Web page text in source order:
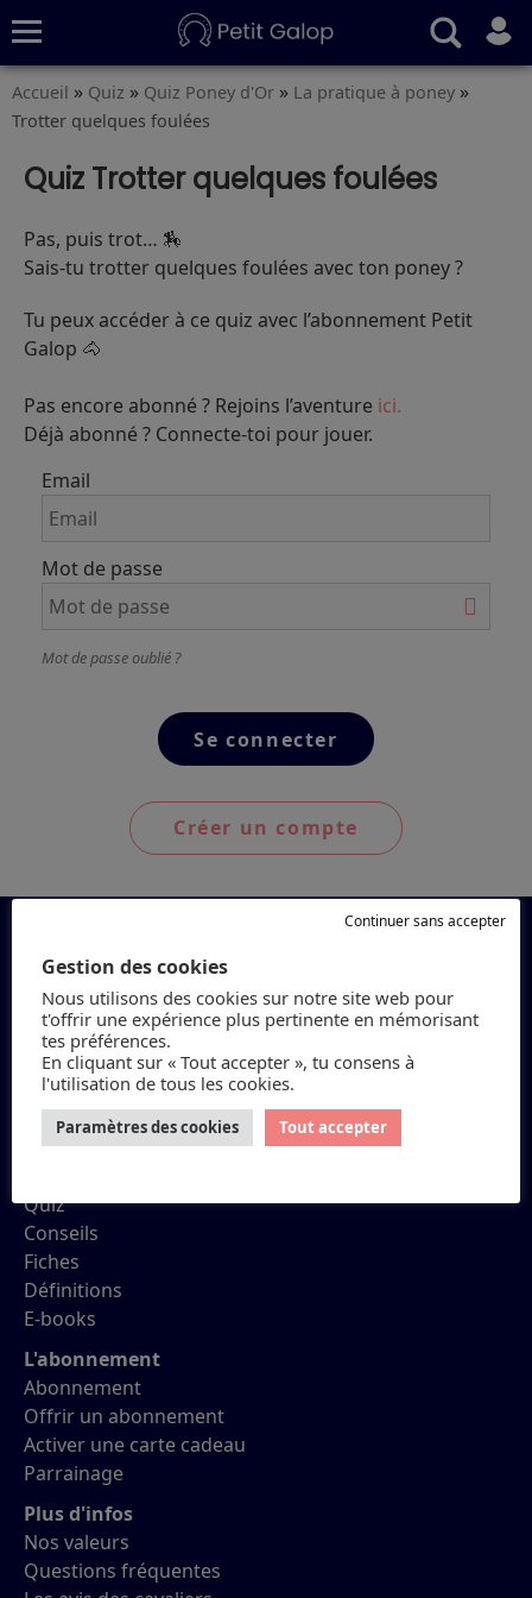
Quiz
Conseils
Fiches
S’abonner
Accueil » Quiz » Quiz Poney d'Or » La pratique à poney »
Trotter quelques foulées
Quiz Trotter quelques foulées
Pas, puis trot… 🏇
Sais-tu trotter quelques foulées avec ton poney ?
Tu peux accéder à ce quiz avec l’abonnement Petit
Galop 🐴
Pas encore abonné ? Rejoins l’aventure ici.
Déjà abonné ? Connecte-toi pour jouer.
Email
Mot de passe
Mot de passe oublié ?
Créer un compte
Petit Galop
Quiz
Conseils
Fiches
Définitions
E-books
L'abonnement
Abonnement
Offrir un abonnement
Activer une carte cadeau
Parrainage
Plus d'infos
Nos valeurs
Questions fréquentes
Gestion des cookies
Nous utilisons des cookies sur notre site web pour
t'offrir une expérience plus pertinente en mémorisant
tes préférences.
En cliquant sur « Tout accepter », tu consens à
l'utilisation de tous les cookies.
Paramètres des cookies Tout accepter
Continuer sans accepter